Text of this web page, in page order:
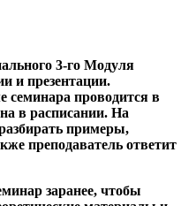
3-го Модуля
и презентации.
семинара проводится в
в расписании. На
примеры,
преподаватель ответит
заранее, чтобы